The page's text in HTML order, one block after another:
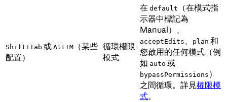
Shift+Tab 或 Alt+M
（某些
配置）
循環權限
模式
在 default
（在模式指
示器中標記為
Manual）、
acceptEdits plan 和
您啟用的任何模式（例
如 auto 或
bypassPermissions ）
之間循環。詳見權限模
式。